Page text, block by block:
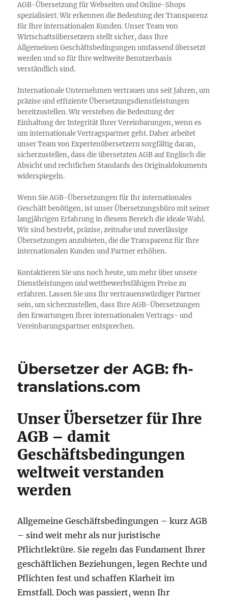
AGB-Übersetzung für Webseiten und Online-Shops
spezialisiert. Wir erkennen die Bedeutung der Transparenz
für Ihre internationalen Kunden. Unser Team von
Wirtschaftsübersetzern stellt sicher, dass Ihre
Allgemeinen Geschäftsbedingungen umfassend übersetzt
werden und so für Ihre weltweite Benutzerbasis
verständlich sind.
Internationale Unternehmen vertrauen uns seit Jahren, um
präzise und effiziente Übersetzungsdienstleistungen
bereitzustellen. Wir verstehen die Bedeutung der
Einhaltung der Integrität Ihrer Vereinbarungen, wenn es
um internationale Vertragspartner geht. Daher arbeitet
unser Team von Expertenübersetzern sorgfältig daran,
sicherzustellen, dass die übersetzten AGB auf Englisch die
Absicht und rechtlichen Standards des Originaldokuments
widerspiegeln.
Wenn Sie AGB-Übersetzungen für Ihr internationales
Geschäft benötigen, ist unser Übersetzungsbüro mit seiner
langjährigen Erfahrung in diesem Bereich die ideale Wahl.
Wir sind bestrebt, präzise, zeitnahe und zuverlässige
Übersetzungen anzubieten, die die Transparenz für Ihre
internationalen Kunden und Partner erhöhen.
Kontaktieren Sie uns noch heute, um mehr über unsere
Dienstleistungen und wettbewerbsfähigen Preise zu
erfahren. Lassen Sie uns Ihr vertrauenswürdiger Partner
sein, um sicherzustellen, dass Ihre AGB-Übersetzungen
den Erwartungen Ihrer internationalen Vertrags- und
Vereinbarungspartner entsprechen.
Übersetzer der AGB: fh-
translations.com
Unser Übersetzer für Ihre
AGB – damit
Geschäftsbedingungen
weltweit verstanden
werden
Allgemeine Geschäftsbedingungen – kurz AGB
– sind weit mehr als nur juristische
Pflichtlektüre. Sie regeln das Fundament Ihrer
geschäftlichen Beziehungen, legen Rechte und
Pflichten fest und schaffen Klarheit im
Ernstfall. Doch was passiert, wenn Ihr